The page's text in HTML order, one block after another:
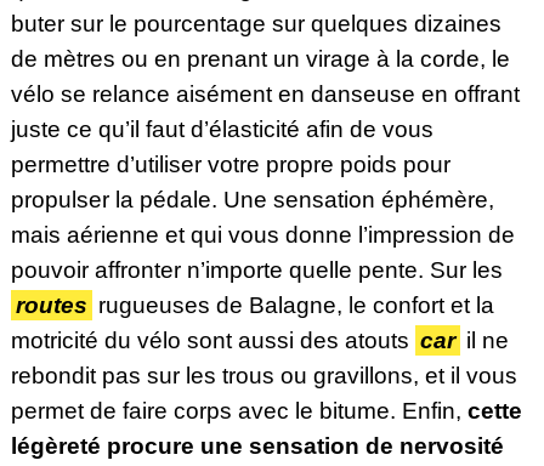
buter sur le pourcentage sur quelques dizaines
de mètres ou en prenant un virage à la corde, le
vélo se relance aisément en danseuse en offrant
juste ce qu’il faut d’élasticité afin de vous
permettre d’utiliser votre propre poids pour
propulser la pédale. Une sensation éphémère,
mais aérienne et qui vous donne l’impression de
pouvoir affronter n’importe quelle pente. Sur les
routes rugueuses de Balagne, le confort et la
motricité du vélo sont aussi des atouts car il ne
rebondit pas sur les trous ou gravillons, et il vous
permet de faire corps avec le bitume. Enfin, cette
légèreté procure une sensation de nervosité